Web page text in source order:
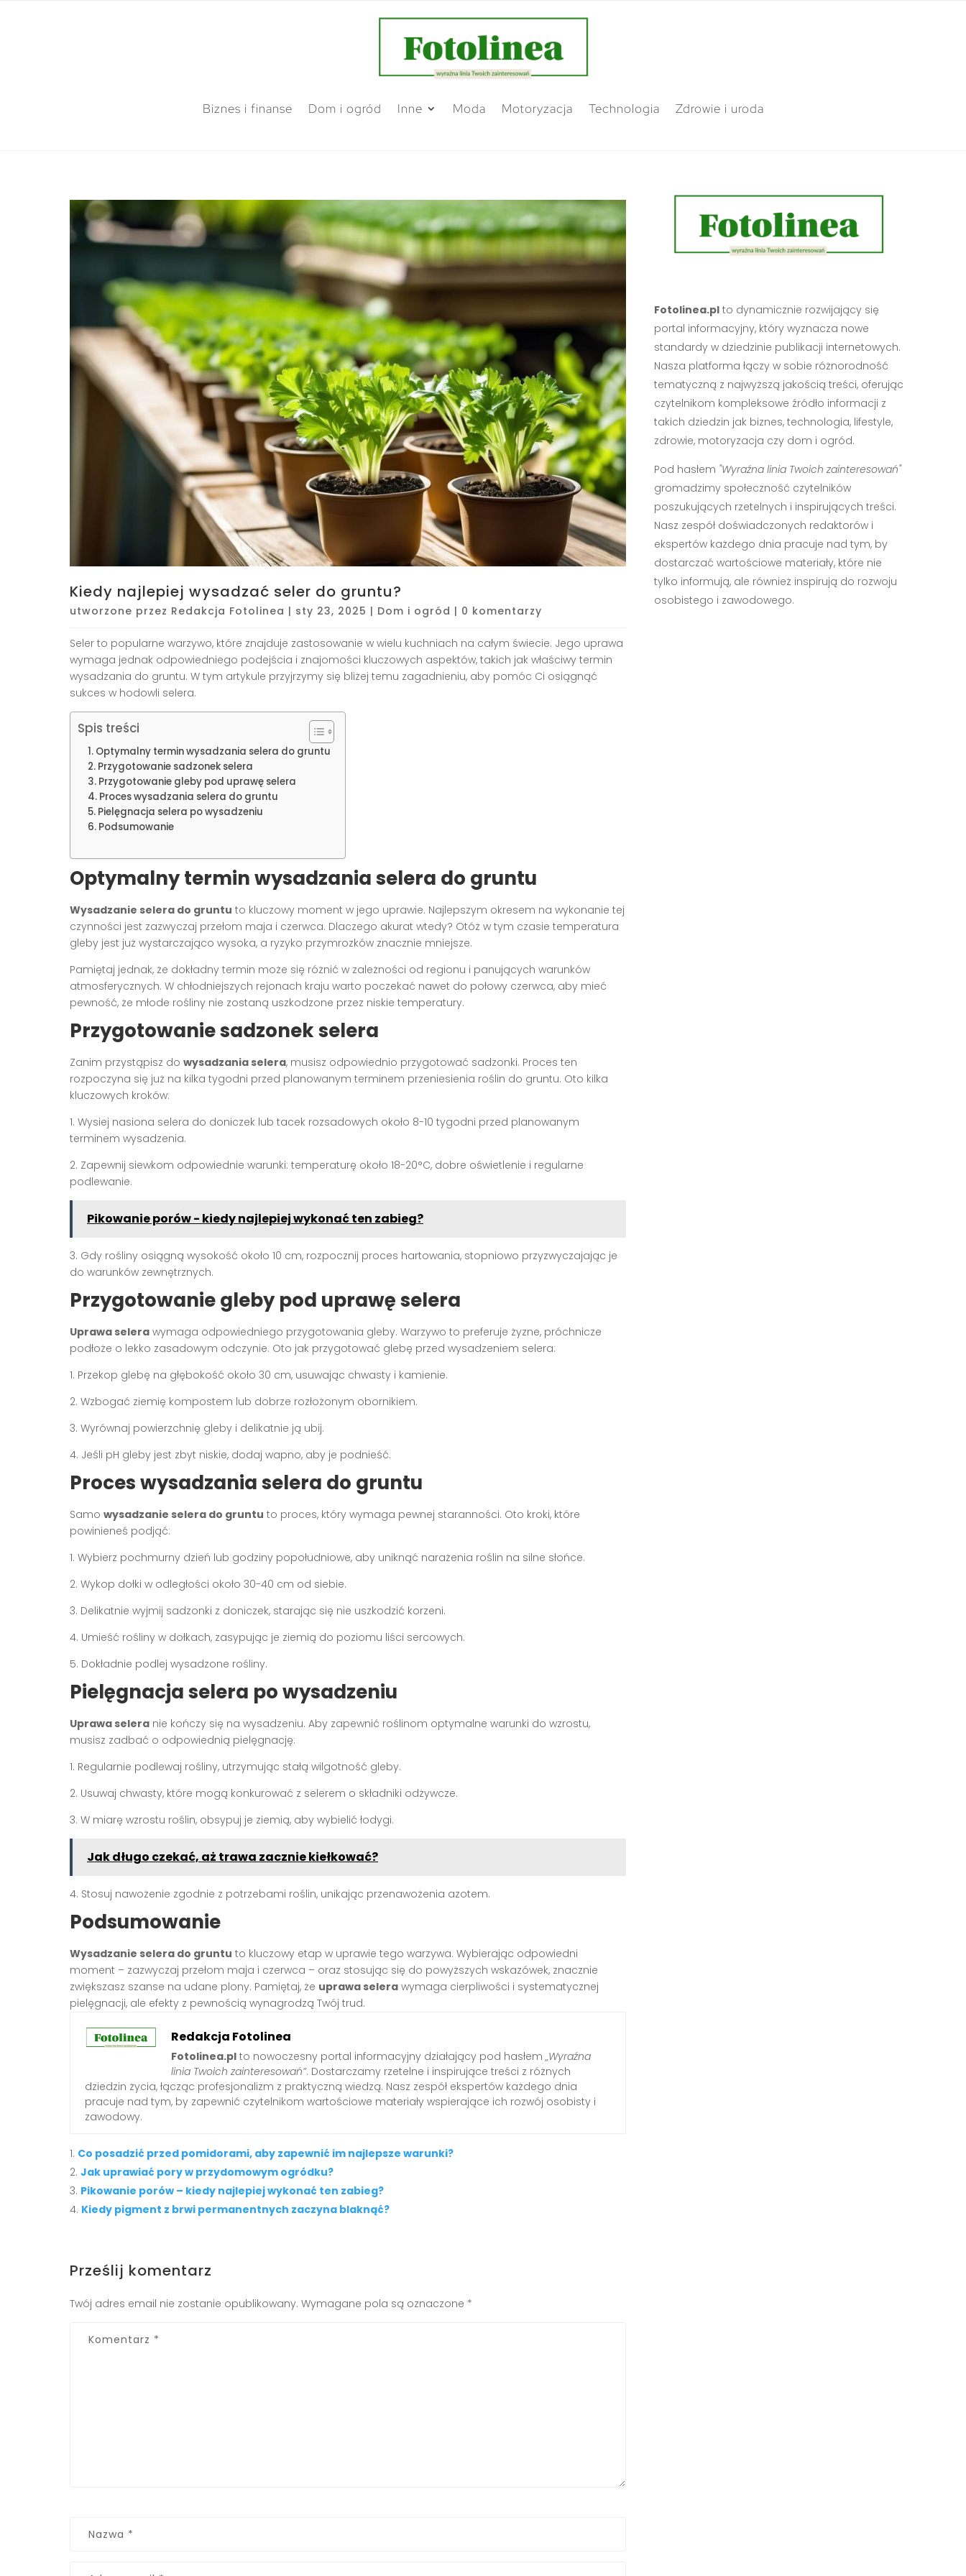
Biznes i finanse Dom i ogród Inne Moda Motoryzacja Technologia Zdrowie i uroda
Kiedy najlepiej wysadzać seler do gruntu?
utworzone przez Redakcja Fotolinea | sty 23, 2025 | Dom i ogród | 0 komentarzy
Seler to popularne warzywo, które znajduje zastosowanie w wielu kuchniach na całym świecie. Jego uprawa
wymaga jednak odpowiedniego podejścia i znajomości kluczowych aspektów, takich jak właściwy termin
wysadzania do gruntu. W tym artykule przyjrzymy się bliżej temu zagadnieniu, aby pomóc Ci osiągnąć
sukces w hodowli selera.
Spis treści
Optymalny termin wysadzania selera do gruntu
Przygotowanie sadzonek selera
Przygotowanie gleby pod uprawę selera
Proces wysadzania selera do gruntu
Pielęgnacja selera po wysadzeniu
Podsumowanie
Optymalny termin wysadzania selera do gruntu
Wysadzanie selera do gruntu to kluczowy moment w jego uprawie. Najlepszym okresem na wykonanie tej
czynności jest zazwyczaj przełom maja i czerwca. Dlaczego akurat wtedy? Otóż w tym czasie temperatura
gleby jest już wystarczająco wysoka, a ryzyko przymrozków znacznie mniejsze.
Pamiętaj jednak, że dokładny termin może się różnić w zależności od regionu i panujących warunków
atmosferycznych. W chłodniejszych rejonach kraju warto poczekać nawet do połowy czerwca, aby mieć
pewność, że młode rośliny nie zostaną uszkodzone przez niskie temperatury.
Przygotowanie sadzonek selera
Zanim przystąpisz do wysadzania selera, musisz odpowiednio przygotować sadzonki. Proces ten
rozpoczyna się już na kilka tygodni przed planowanym terminem przeniesienia roślin do gruntu. Oto kilka
kluczowych kroków:
1. Wysiej nasiona selera do doniczek lub tacek rozsadowych około 8-10 tygodni przed planowanym
terminem wysadzenia.
2. Zapewnij siewkom odpowiednie warunki: temperaturę około 18-20°C, dobre oświetlenie i regularne
podlewanie.
Pikowanie porów - kiedy najlepiej wykonać ten zabieg?
3. Gdy rośliny osiągną wysokość około 10 cm, rozpocznij proces hartowania, stopniowo przyzwyczajając je
do warunków zewnętrznych.
Przygotowanie gleby pod uprawę selera
Uprawa selera wymaga odpowiedniego przygotowania gleby. Warzywo to preferuje żyzne, próchnicze
podłoże o lekko zasadowym odczynie. Oto jak przygotować glebę przed wysadzeniem selera:
1. Przekop glebę na głębokość około 30 cm, usuwając chwasty i kamienie.
2. Wzbogać ziemię kompostem lub dobrze rozłożonym obornikiem.
3. Wyrównaj powierzchnię gleby i delikatnie ją ubij.
4. Jeśli pH gleby jest zbyt niskie, dodaj wapno, aby je podnieść.
Proces wysadzania selera do gruntu
Samo wysadzanie selera do gruntu to proces, który wymaga pewnej staranności. Oto kroki, które
powinieneś podjąć:
1. Wybierz pochmurny dzień lub godziny popołudniowe, aby uniknąć narażenia roślin na silne słońce.
2. Wykop dołki w odległości około 30-40 cm od siebie.
3. Delikatnie wyjmij sadzonki z doniczek, starając się nie uszkodzić korzeni.
4. Umieść rośliny w dołkach, zasypując je ziemią do poziomu liści sercowych.
5. Dokładnie podlej wysadzone rośliny.
Pielęgnacja selera po wysadzeniu
Uprawa selera nie kończy się na wysadzeniu. Aby zapewnić roślinom optymalne warunki do wzrostu,
musisz zadbać o odpowiednią pielęgnację:
1. Regularnie podlewaj rośliny, utrzymując stałą wilgotność gleby.
2. Usuwaj chwasty, które mogą konkurować z selerem o składniki odżywcze.
3. W miarę wzrostu roślin, obsypuj je ziemią, aby wybielić łodygi.
Jak długo czekać, aż trawa zacznie kiełkować?
4. Stosuj nawożenie zgodnie z potrzebami roślin, unikając przenawożenia azotem.
Podsumowanie
Wysadzanie selera do gruntu to kluczowy etap w uprawie tego warzywa. Wybierając odpowiedni
moment – zazwyczaj przełom maja i czerwca – oraz stosując się do powyższych wskazówek, znacznie
zwiększasz szanse na udane plony. Pamiętaj, że uprawa selera wymaga cierpliwości i systematycznej
pielęgnacji, ale efekty z pewnością wynagrodzą Twój trud.
Redakcja Fotolinea
Fotolinea.pl to nowoczesny portal informacyjny działający pod hasłem „Wyraźna
linia Twoich zainteresowań”. Dostarczamy rzetelne i inspirujące treści z różnych
dziedzin życia, łącząc profesjonalizm z praktyczną wiedzą. Nasz zespół ekspertów każdego dnia
pracuje nad tym, by zapewnić czytelnikom wartościowe materiały wspierające ich rozwój osobisty i
zawodowy.
Co posadzić przed pomidorami, aby zapewnić im najlepsze warunki?
Jak uprawiać pory w przydomowym ogródku?
Pikowanie porów – kiedy najlepiej wykonać ten zabieg?
Kiedy pigment z brwi permanentnych zaczyna blaknąć?
Prześlij komentarz
Twój adres email nie zostanie opublikowany. Wymagane pola są oznaczone *
Fotolinea.plto dynamicznie rozwijający się
portal informacyjny, który wyznacza nowe
standardy w dziedzinie publikacji internetowych.
Nasza platforma łączy w sobie różnorodność
tematyczną z najwyższą jakością treści, oferując
czytelnikom kompleksowe źródło informacji z
takich dziedzin jak biznes, technologia, lifestyle,
zdrowie, motoryzacja czy dom i ogród.
Pod hasłem "Wyraźna linia Twoich zainteresowań"
gromadzimy społeczność czytelników
poszukujących rzetelnych i inspirujących treści.
Nasz zespół doświadczonych redaktorów i
ekspertów każdego dnia pracuje nad tym, by
dostarczać wartościowe materiały, które nie
tylko informują, ale również inspirują do rozwoju
osobistego i zawodowego.